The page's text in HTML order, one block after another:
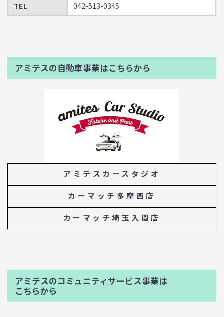
TEL 042-513-0345
アミテスの自動車事業はこちらから
アミテスカースタジオ
カーマッチ多摩西店
カーマッチ埼玉入間店
アミテスのコミュニティサービス事業は
こちらから